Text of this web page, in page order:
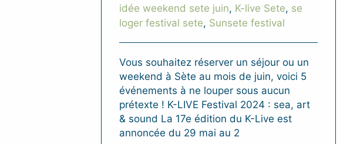
idée weekend sete juin, K-live Sete, se
loger festival sete, Sunsete festival
Vous souhaitez réserver un séjour ou un
weekend à Sète au mois de juin, voici 5
événements à ne louper sous aucun
prétexte ! K-LIVE Festival 2024 : sea, art
& sound La 17e édition du K-Live est
annoncée du 29 mai au 2